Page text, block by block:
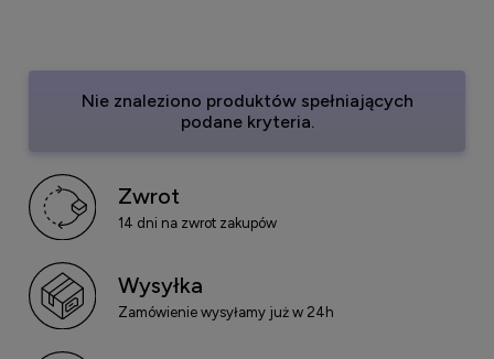
Nie znaleziono produktów spełniających
podane kryteria.
Zwrot
14 dni na zwrot zakupów
Wysyłka
Zamówienie wysyłamy już w 24h